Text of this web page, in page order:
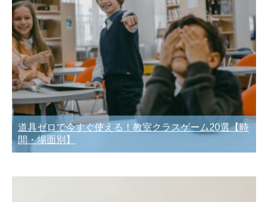
道具ゼロで今すぐ使える！教室クラスゲーム20選【時
間・場面別】